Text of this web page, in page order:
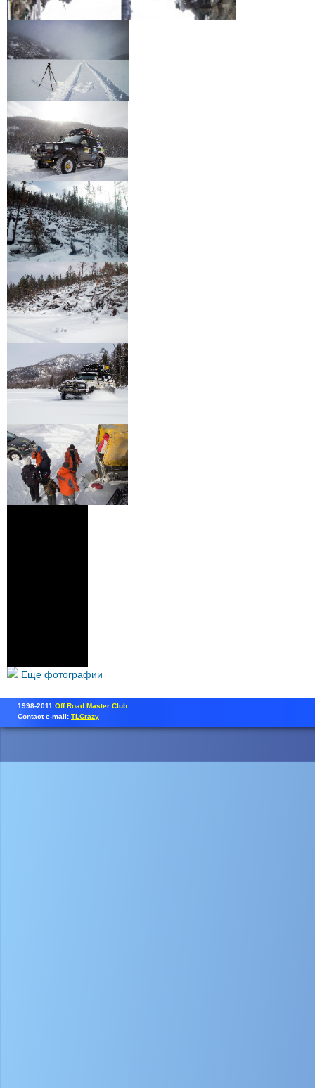
Еще фотографии
1998-2011 Off Road Master Club
Contact e-mail: TLCrazy